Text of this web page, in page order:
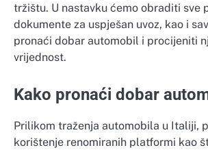
tržištu. U nastavku ćemo obraditi sve
dokumente za uspješan uvoz, kao i
pronaći dobar automobil i procijeniti
vrijednost.
Kako pronaći dobar
Prilikom traženja automobila u Italiji,
korištenje renomiranih platformi kao